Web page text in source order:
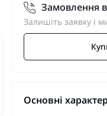
Замовлення
Залишіть заявку і
Основні